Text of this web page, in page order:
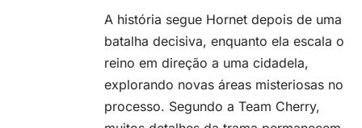
A história segue Hornet depois de uma
batalha decisiva, enquanto ela escala o
reino em direção a uma cidadela,
explorando novas áreas misteriosas no
processo. Segundo a Team Cherry,